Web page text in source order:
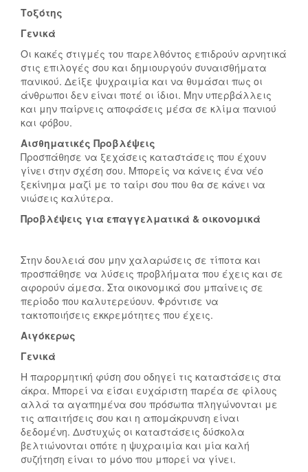
Τοξότης
Γενικά
Οι κακές στιγμές του παρελθόντος επιδρούν αρνητικά
στις επιλογές σου και δημιουργούν συναισθήματα
πανικού. Δείξε ψυχραιμία και να θυμάσαι πως οι
άνθρωποι δεν είναι ποτέ οι ίδιοι. Μην υπερβάλλεις
και μην παίρνεις αποφάσεις μέσα σε κλίμα πανιού
και φόβου.
Αισθηματικές Προβλέψεις
Προσπάθησε να ξεχάσεις καταστάσεις που έχουν
γίνει στην σχέση σου. Μπορείς να κάνεις ένα νέο
ξεκίνημα μαζί με το ταίρι σου που θα σε κάνει να
νιώσεις καλύτερα.
Προβλέψεις για επαγγελματικά & οικονομικά
Στην δουλειά σου μην χαλαρώσεις σε τίποτα και
προσπάθησε να λύσεις προβλήματα που έχεις και σε
αφορούν άμεσα. Στα οικονομικά σου μπαίνεις σε
περίοδο που καλυτερεύουν. Φρόντισε να
τακτοποιήσεις εκκρεμότητες που έχεις.
Αιγόκερως
Γενικά
Η παρορμητική φύση σου οδηγεί τις καταστάσεις στα
άκρα. Μπορεί να είσαι ευχάριστη παρέα σε φίλους
αλλά τα αγαπημένα σου πρόσωπα πληγώνονται με
τις απαιτήσεις σου και η απομάκρυνση είναι
δεδομένη. Δυστυχώς οι καταστάσεις δύσκολα
βελτιώνονται οπότε η ψυχραιμία και μία καλή
συζήτηση είναι το μόνο που μπορεί να γίνει.